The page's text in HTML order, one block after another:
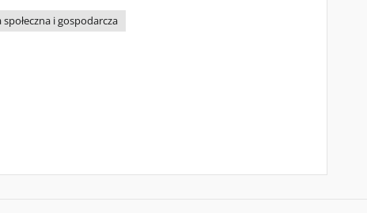
i gospodarcza